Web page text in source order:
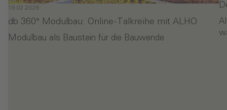
19.02.2026
db 360° Modulbau: Online-Talkreihe mit ALHO
Modulbau als Baustein für die Bauwende